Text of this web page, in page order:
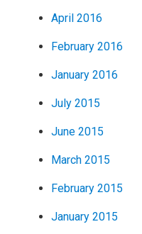
April 2016
February 2016
January 2016
July 2015
June 2015
March 2015
February 2015
January 2015